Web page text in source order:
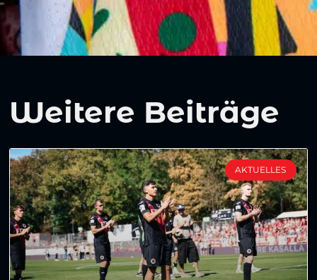
Weitere Beiträge
AKTUELLES